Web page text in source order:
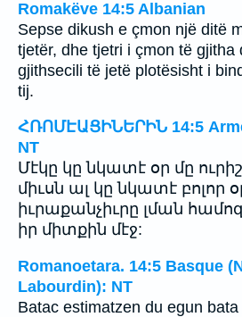
Romakëve 14:5 Albanian
Sepse dikush e çmon një ditë
tjetër, dhe tjetri i çmon të gjitha
gjithsecili të jetë plotësisht i
tij.
ՀՌՈՄԷԱՑԻՆԵՐԻՆ 14:5
NT
Մէկը կը նկատէ օր մը
միւսն ալ կը նկատէ բոլոր
իւրաքանչիւրը լման
իր միտքին մէջ:
Romanoetara. 14:5 Basque
Labourdin): NT
Batac estimatzen du egun